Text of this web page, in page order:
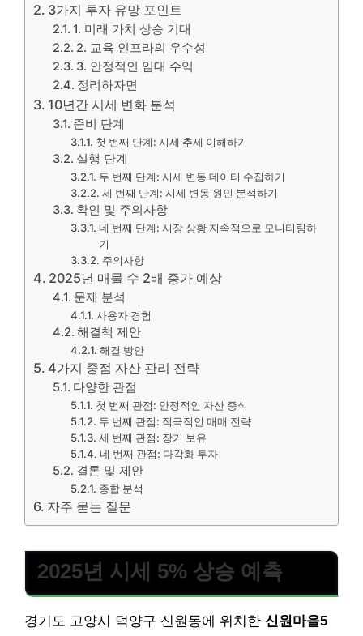
3가지 투자 유망 포인트
1. 미래 가치 상승 기대
2. 교육 인프라의 우수성
3. 안정적인 임대 수익
정리하자면
10년간 시세 변화 분석
준비 단계
첫 번째 단계: 시세 추세 이해하기
실행 단계
두 번째 단계: 시세 변동 데이터 수집하기
세 번째 단계: 시세 변동 원인 분석하기
확인 및 주의사항
네 번째 단계: 시장 상황 지속적으로 모니터링하
기
주의사항
2025년 매물 수 2배 증가 예상
문제 분석
사용자 경험
해결책 제안
해결 방안
4가지 중점 자산 관리 전략
다양한 관점
첫 번째 관점: 안정적인 자산 증식
두 번째 관점: 적극적인 매매 전략
세 번째 관점: 장기 보유
네 번째 관점: 다각화 투자
결론 및 제안
종합 분석
자주 묻는 질문
2025년 시세 5% 상승 예측
경기도 고양시 덕양구 신원동에 위치한 신원마을5